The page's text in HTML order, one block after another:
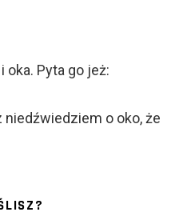
oka. Pyta go jeż:
niedźwiedziem o oko, że